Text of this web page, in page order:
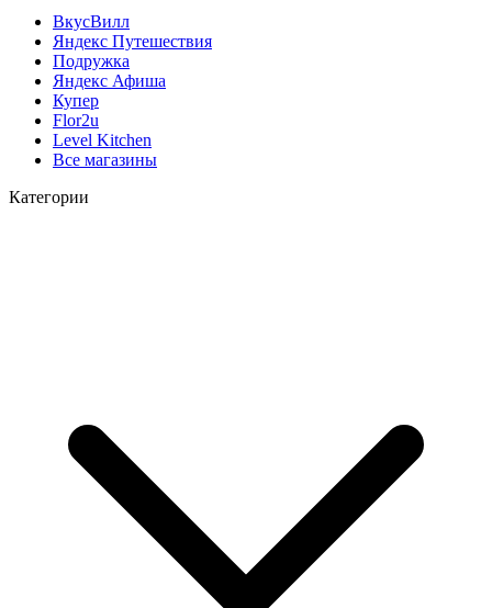
ВкусВилл
Яндекс Путешествия
Подружка
Яндекс Афиша
Купер
Flor2u
Level Kitchen
Все магазины
Категории